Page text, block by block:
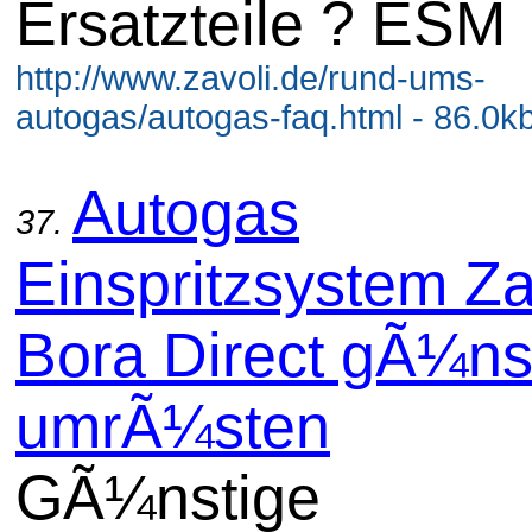
Ersatzteile ? ESM
http://www.zavoli.de/rund-ums-
autogas/autogas-faq.html -
37. Autogas
Einspritzsystem
Bora Direct
umrÃ¼sten
GÃ¼nstige